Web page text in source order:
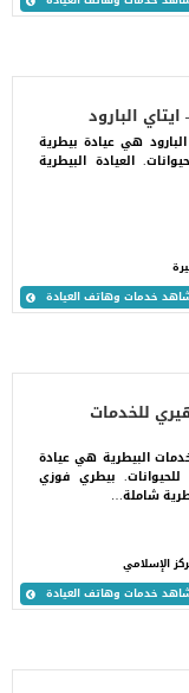
خدمات وهاتف العيادة
البارود
هي عيادة بيطرية
العيادة البيطرية
خدمات وهاتف العيادة
للخدمات
البيطرية هي عيادة
للحيوانات. بيطري فوزي
شاملة…
الإسلامي